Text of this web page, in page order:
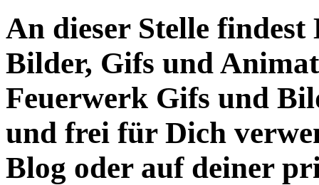
An dieser Stelle
Bilder, Gifs und
Feuerwerk Gifs und
und frei für Dich
Blog oder auf deiner